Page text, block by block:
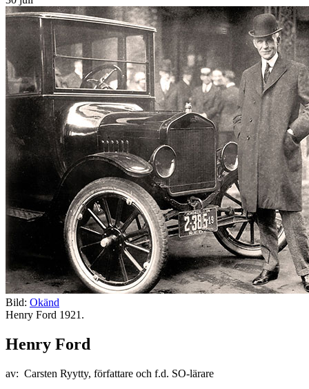
Bild: Okänd
Henry Ford 1921.
Henry Ford
av: Carsten Ryytty, författare och f.d. SO-lärare